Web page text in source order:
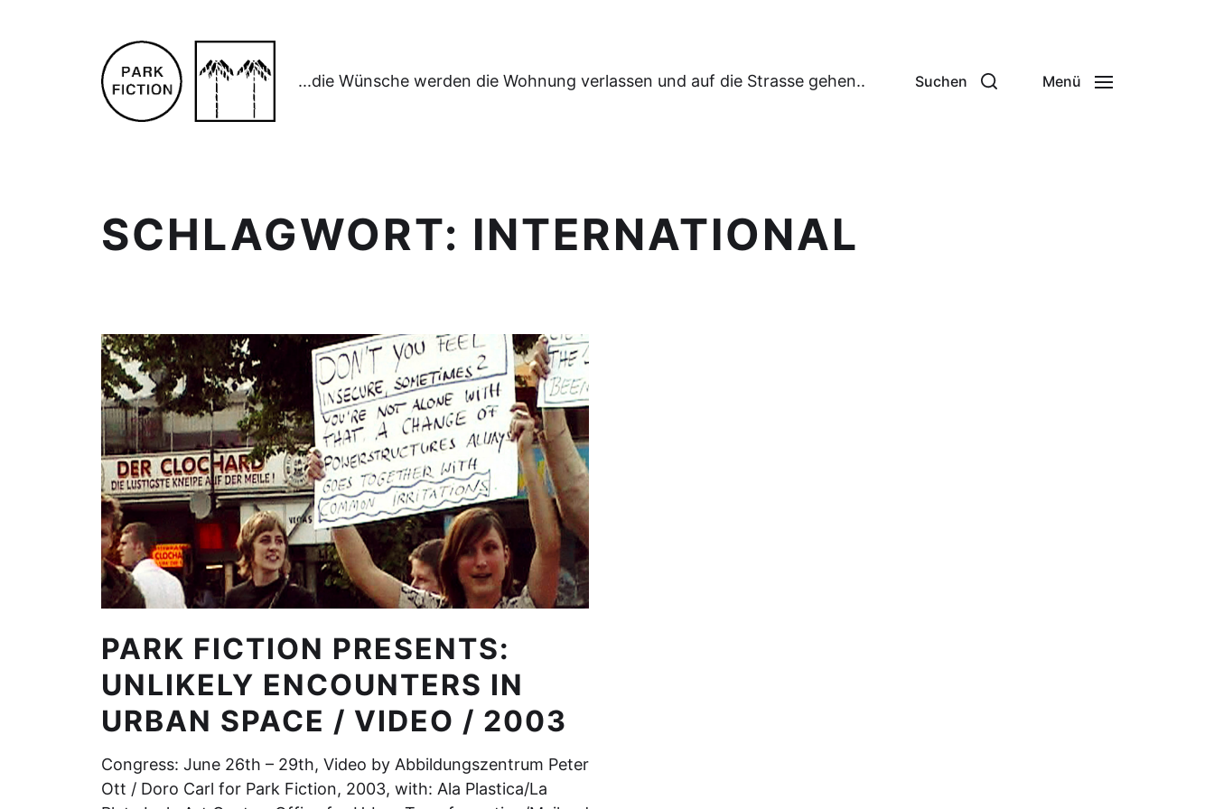
...die Wünsche werden die Wohnung verlassen und auf die Strasse gehen.. Suchen Menü
SCHLAGWORT: INTERNATIONAL
PARK FICTION PRESENTS:
UNLIKELY ENCOUNTERS IN
URBAN SPACE / VIDEO / 2003
Congress: June 26th – 29th, Video by Abbildungszentrum Peter
Ott / Doro Carl for Park Fiction, 2003, with: Ala Plastica/La